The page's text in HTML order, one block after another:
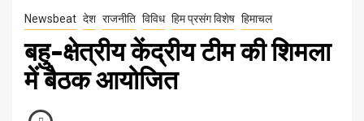
Newsbeat देश राजनीति विविध हिम प्रसंग विशेष हिमाचल
बहु-क्षेत्रीय केंद्रीय टीम की शिमला
में बैठक आयोजित